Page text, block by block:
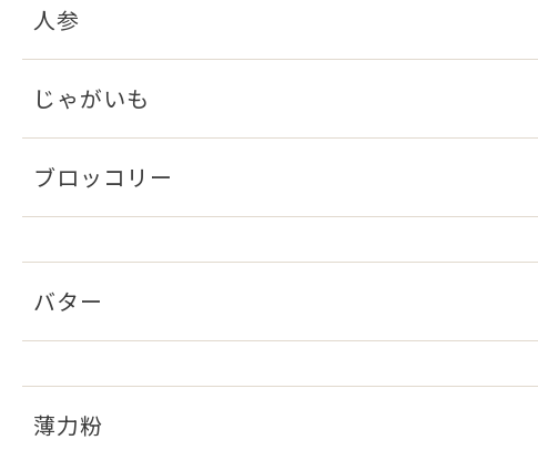
人参
じゃがいも
ブロッコリー
バター
薄力粉